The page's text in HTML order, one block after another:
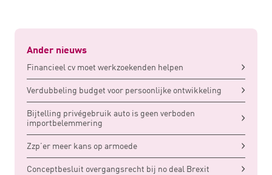
Ander nieuws
Financieel cv moet werkzoekenden helpen
Verdubbeling budget voor persoonlijke ontwikkeling
Bijtelling privégebruik auto is geen verboden
importbelemmering
Zzp’er meer kans op armoede
Conceptbesluit overgangsrecht bij no deal Brexit